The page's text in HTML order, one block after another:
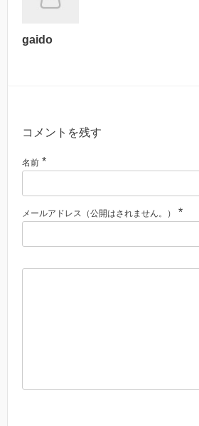
gaido
コメントを残す
名前 *
メールアドレス（公開はされません。） *